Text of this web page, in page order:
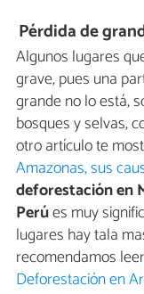
Pérdida de
Algunos lugares
grave, pues una
grande no lo está,
bosques y selvas,
otro artículo te
Amazonas, sus
deforestación en
Perúes muy
lugares hay tala
recomendamos
Deforestación en